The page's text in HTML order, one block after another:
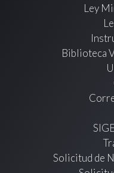
Ley
Biblioteca
Solicitud de